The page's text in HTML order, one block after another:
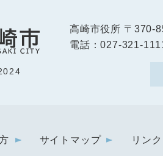
高崎市役所 〒370-
電話：027-321-
サイトマップ リン